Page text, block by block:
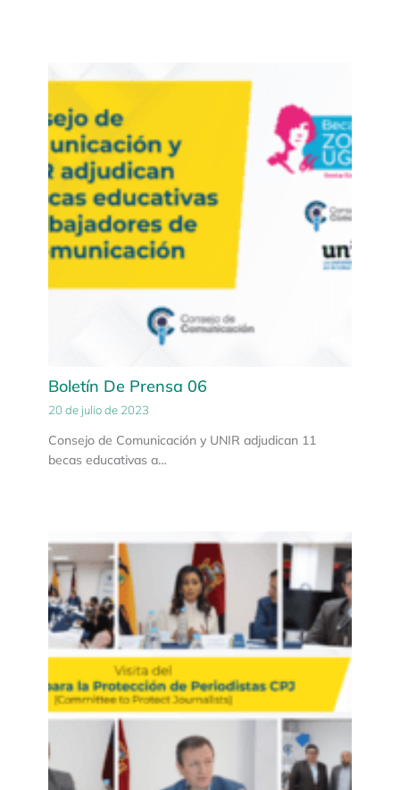
Boletín De Prensa 06
20 de julio de 2023
Consejo de Comunicación y UNIR adjudican 11
becas educativas a…